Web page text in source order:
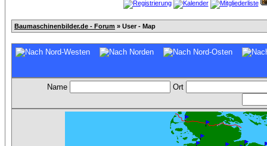
Baumaschinenbilder.de - Forum » User - Map
Name Ort